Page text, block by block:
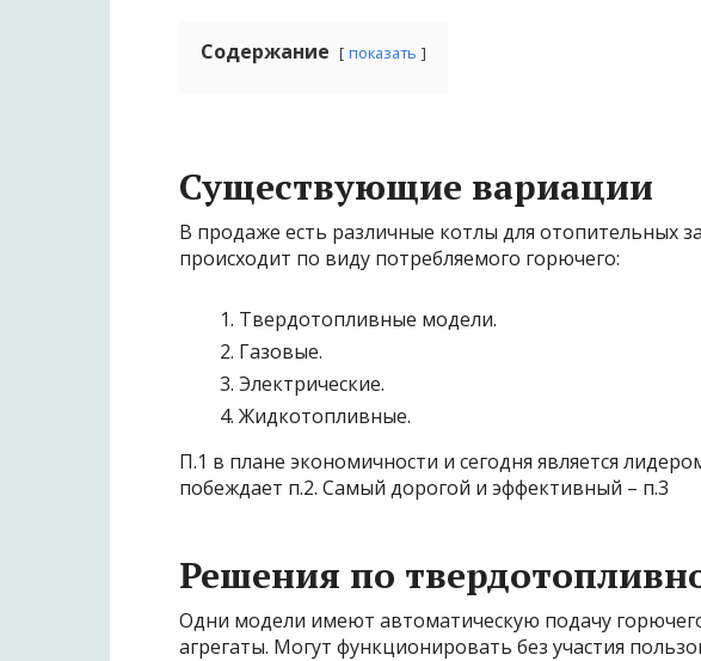
Содержание показать
Существующие вариации
В продаже есть различные котлы для отопительных
происходит по виду потребляемого горючего:
Твердотопливные модели.
Газовые.
Электрические.
Жидкотопливные.
П.1 в плане экономичности и сегодня является
побеждает п.2. Самый дорогой и эффективный – п.3
Решения по
Одни модели имеют автоматическую подачу
агрегаты. Могут функционировать без участия